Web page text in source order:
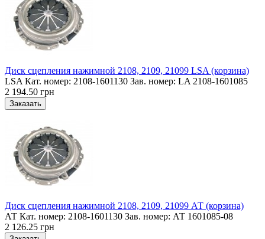
Диск сцепления нажимной 2108, 2109, 21099 LSA (корзина)
LSA Кат. номер: 2108-1601130 Зав. номер: LA 2108-1601085
2 194.50 грн
Диск сцепления нажимной 2108, 2109, 21099 АТ (корзина)
АТ Кат. номер: 2108-1601130 Зав. номер: АТ 1601085-08
2 126.25 грн